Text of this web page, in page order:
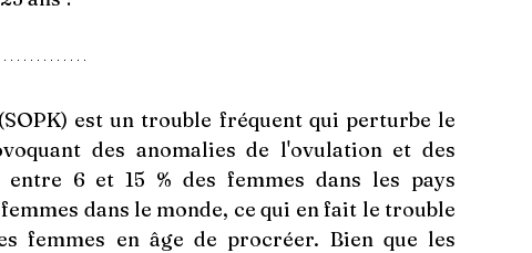
est un trouble fréquent qui perturbe le
des anomalies de l'ovulation et des
6 et 15 % des femmes dans les pays
dans le monde, ce qui en fait le trouble
femmes en âge de procréer. Bien que les